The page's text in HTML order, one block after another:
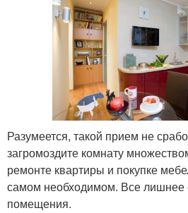
Разумеется, такой прием не
загромоздите комнату
ремонте квартиры и покупке
самом необходимом. Все лишнее
помещения.